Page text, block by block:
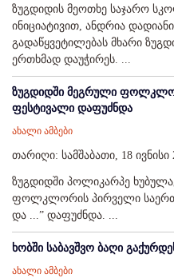
ზუგდიდის მეოთხე საჯარო
ინიციატივით, ანდრია
გადაწყვეტილებას მხარი
ერთხმად დაუჭირეს. ...
ზუგდიდში მეგრული
ფესტივალი დაფუძნდა
ახალი ამბები
თარიღი: სამშაბათი, 18 ივნისი
ზუგდიდში პოლიკარპე
ფოლკლორის პირველი
და ...” დაფუძნდა. ...
ხობში საბავშვო ბაღი
ახალი ამბები